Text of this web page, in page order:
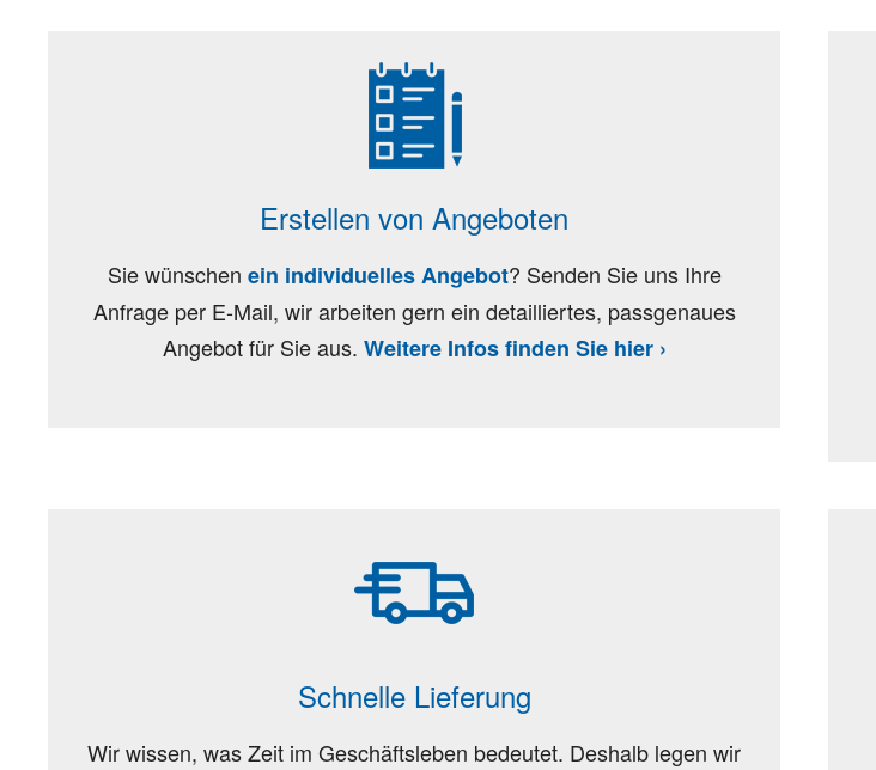
Erstellen von Angeboten
Sie wünschen ein individuelles Angebot? Senden Sie uns Ihre
Anfrage per E-Mail, wir arbeiten gern ein detailliertes, passgenaues
Angebot für Sie aus. Weitere Infos finden Sie hier ›
Schnelle Lieferung
Wir wissen, was Zeit im Geschäftsleben bedeutet. Deshalb legen wir